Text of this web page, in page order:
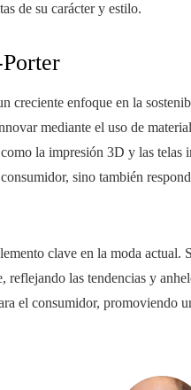
de su carácter y estilo.
creciente enfoque en la
mediante el uso de
la impresión 3D y las telas
sino también
clave en la moda actual.
reflejando las tendencias y
el consumidor, promoviendo